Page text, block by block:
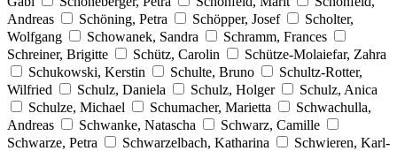
Andreas
Schöning, Petra Schöpper, Josef
Scholter,
Wolfgang
Schowanek, Sandra
Schramm, Frances
Schreiner, Brigitte
Schütz, Carolin
Schütze-Molaiefar, Zahra
Schukowski, Kerstin
Schulte, Bruno
Schultz-Rotter,
Wilfried
Schulz, Daniela Schulz, Holger
Schulz, Anica
Schulze, Michael
Schumacher, Marietta
Schwachulla,
Andreas
Schwanke, Natascha
Schwarz, Camille
Schwarze, Petra
Schwarzelbach, Katharina
Schwieren, Karl-